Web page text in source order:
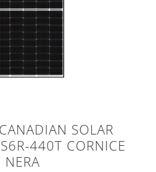
SOLAR
440T CORNICE
NERA